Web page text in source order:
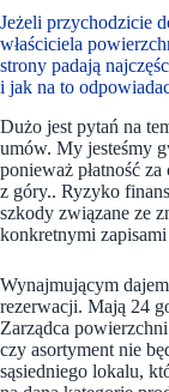
Jeżeli przychodzicie
właściciela
strony padają
i jak na to
Dużo jest pytań na
umów. My jesteśmy
ponieważ płatność
z góry.. Ryzyko
szkody związane ze
konkretnymi
Wynajmującym
rezerwacji. Mają 24
Zarządca
czy asortyment nie
sąsiedniego lokalu,